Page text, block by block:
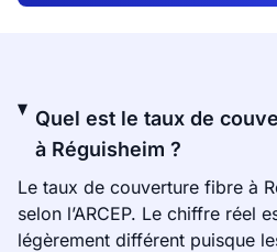
Quel est le taux de
à Réguisheim ?
Le taux de couverture fibre à
selon l’ARCEP. Le chiffre réel
légèrement différent puisque